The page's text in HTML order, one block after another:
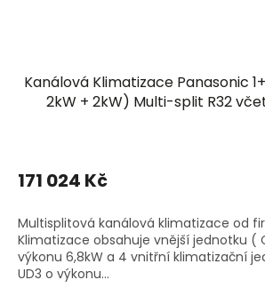
Kanálová Klimatizace Panasonic
2kW + 2kW) Multi-split R32
171 024 Kč
Multisplitová kanálová klimatizace od
Klimatizace obsahuje vnější jednotku (
výkonu 6,8kW a 4 vnitřní klimatizační
UD3 o výkonu...